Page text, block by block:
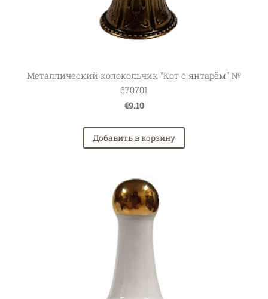
Металлический колокольчик "Кот с янтарём" №
670701
€9.10
Добавить в корзину